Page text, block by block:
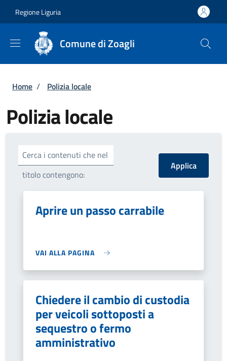
Regione Liguria
Comune di Zoagli
Briciole di pane
Home / Polizia locale
Polizia locale
Cerca i contenuti che nel
titolo contengono:
Aprire un passo carrabile
VAI ALLA PAGINA
Chiedere il cambio di custodia
per veicoli sottoposti a
sequestro o fermo
amministrativo